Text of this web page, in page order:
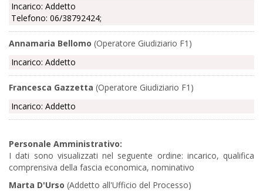
Incarico: Addetto
Telefono: 06/38792424;
Annamaria Bellomo (Operatore Giudiziario F1)
Incarico: Addetto
Francesca Gazzetta (Operatore Giudiziario F1)
Incarico: Addetto
Personale Amministrativo:
I dati sono visualizzati nel seguente ordine: incarico, qualifica
comprensiva della fascia economica, nominativo
Marta D'Urso (Addetto all'Ufficio del Processo)